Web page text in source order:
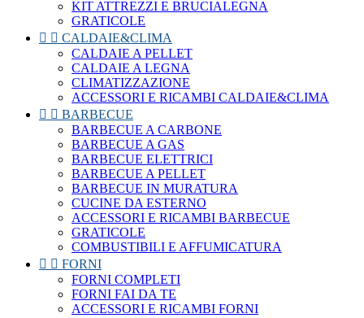
KIT ATTREZZI E BRUCIALEGNA
GRATICOLE
  CALDAIE&CLIMA
CALDAIE A PELLET
CALDAIE A LEGNA
CLIMATIZZAZIONE
ACCESSORI E RICAMBI CALDAIE&CLIMA
  BARBECUE
BARBECUE A CARBONE
BARBECUE A GAS
BARBECUE ELETTRICI
BARBECUE A PELLET
BARBECUE IN MURATURA
CUCINE DA ESTERNO
ACCESSORI E RICAMBI BARBECUE
GRATICOLE
COMBUSTIBILI E AFFUMICATURA
  FORNI
FORNI COMPLETI
FORNI FAI DA TE
ACCESSORI E RICAMBI FORNI